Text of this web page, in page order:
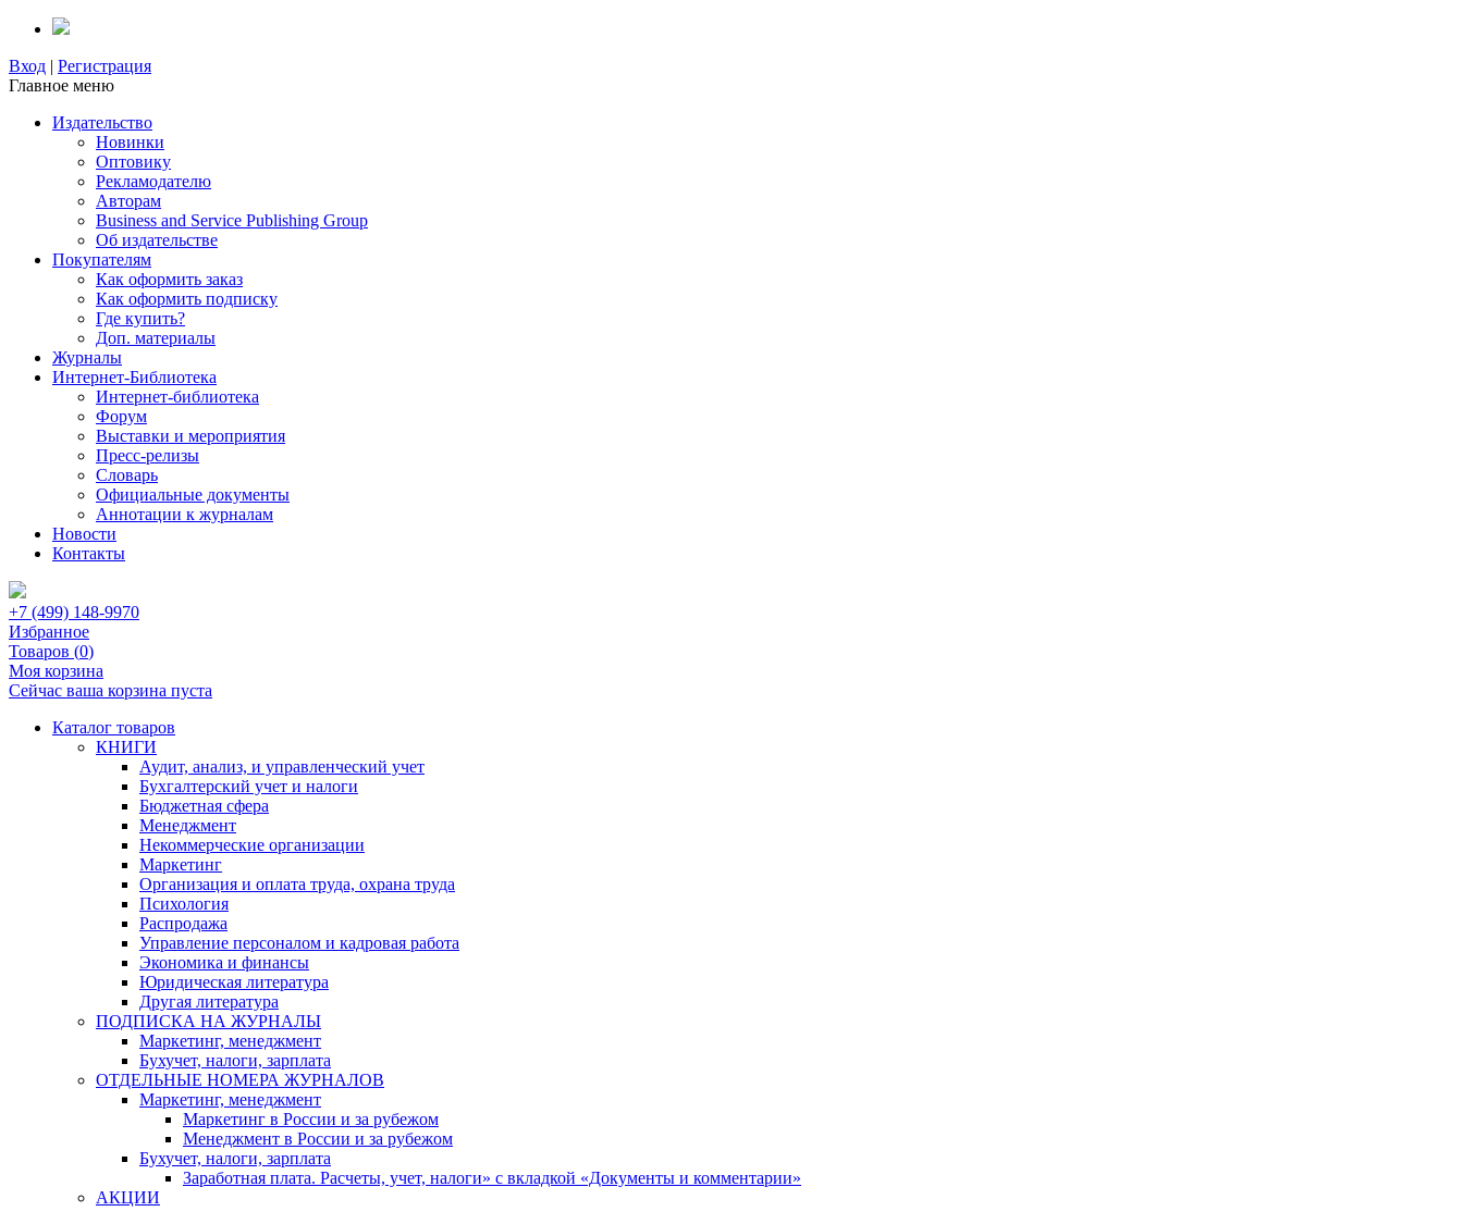
Вход | Регистрация
Главное меню
Издательство
Новинки
Оптовику
Рекламодателю
Авторам
Business and Service Publishing Group
Об издательстве
Покупателям
Как оформить заказ
Как оформить подписку
Где купить?
Доп. материалы
Журналы
Интернет-Библиотека
Интернет-библиотека
Форум
Выставки и мероприятия
Пресс-релизы
Словарь
Официальные документы
Аннотации к журналам
Новости
Контакты
+7 (499) 148-9970
Избранное
Товаров (0)
Моя корзина
Сейчас ваша корзина пуста
Каталог товаров
КНИГИ
Аудит, анализ, и управленческий учет
Бухгалтерский учет и налоги
Бюджетная сфера
Менеджмент
Некоммерческие организации
Маркетинг
Организация и оплата труда, охрана труда
Психология
Распродажа
Управление персоналом и кадровая работа
Экономика и финансы
Юридическая литература
Другая литература
ПОДПИСКА НА ЖУРНАЛЫ
Маркетинг, менеджмент
Бухучет, налоги, зарплата
ОТДЕЛЬНЫЕ НОМЕРА ЖУРНАЛОВ
Маркетинг, менеджмент
Маркетинг в России и за рубежом
Менеджмент в России и за рубежом
Бухучет, налоги, зарплата
Заработная плата. Расчеты, учет, налоги» с вкладкой «Документы и комментарии»
АКЦИИ